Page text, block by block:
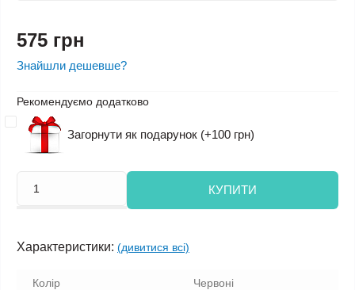
575 грн
Знайшли дешевше?
Рекомендуємо додатково
Загорнути як подарунок (+100 грн)
КУПИТИ
Характеристики: (дивитися всі)
Колір Червоні